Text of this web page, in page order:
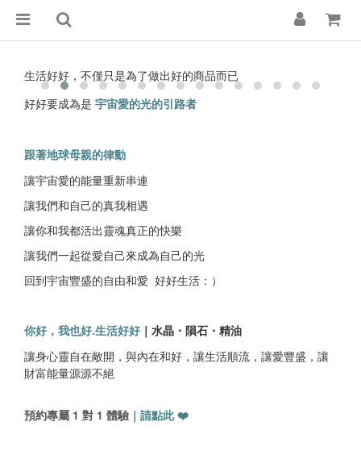
生活好好，不僅只是為了做出好的商品而已
好好要成為是 宇宙愛的光的引路者
跟著地球母親的律動
讓宇宙愛的能量重新串連
讓我們和自己的真我相遇
讓你和我都活出靈魂真正的快樂
讓我們一起從愛自己來成為自己的光
回到宇宙豐盛的自由和愛 好好生活：）
你好，我也好.生活好好 ｜水晶・隕石・精油
讓身心靈自在敞開，與內在和好，讓生活順流，讓愛豐盛，讓
財富能量源源不絕
預約專屬 1 對 1 體驗 ｜ 請點此❤️